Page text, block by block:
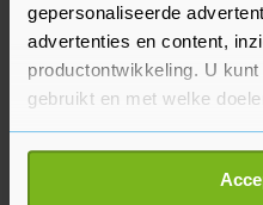
gepersonaliseerde
advertenties en content,
productontwikkeling. U
gebruikt en met welke
Als u het toestaat, willen
Informatie